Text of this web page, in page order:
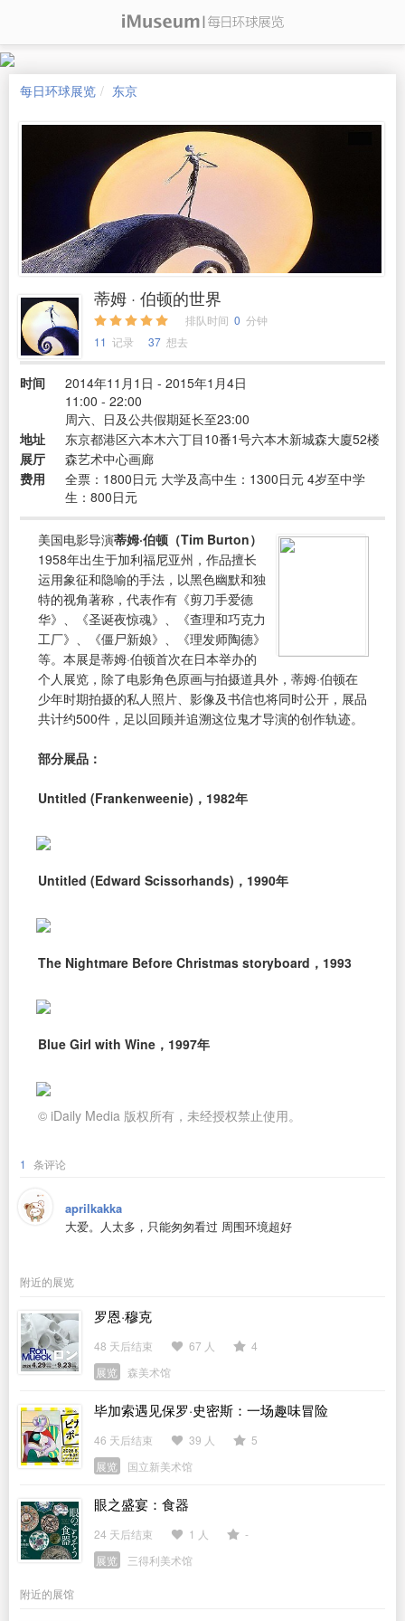
每日环球展览 东京
蒂姆 · 伯顿的世界
排队时间 0 分钟
11 记录 37 想去
时间
2014年11月1日 - 2015年1月4日
11:00 - 22:00
周六、日及公共假期延长至23:00
地址
东京都港区六本木六丁目10番1号六本木新城森大廈52楼
展厅
森艺术中心画廊
费用
全票：1800日元 大学及高中生：1300日元 4岁至中学
生：800日元
美国电影导演蒂姆·伯顿（Tim Burton）
1958年出生于加利福尼亚州，作品擅长
运用象征和隐喻的手法，以黑色幽默和独
特的视角著称，代表作有《剪刀手爱德
华》、《圣诞夜惊魂》、《查理和巧克力
工厂》、《僵尸新娘》、《理发师陶德》
等。本展是蒂姆·伯顿首次在日本举办的
个人展览，除了电影角色原画与拍摄道具外，蒂姆·伯顿在
少年时期拍摄的私人照片、影像及书信也将同时公开，展品
共计约500件，足以回顾并追溯这位鬼才导演的创作轨迹。
部分展品：
Untitled (Frankenweenie)，1982年
Untitled (Edward Scissorhands)，1990年
The Nightmare Before Christmas storyboard，1993
Blue Girl with Wine，1997年
© iDaily Media 版权所有，未经授权禁止使用。
1 条评论
aprilkakka
大爱。人太多，只能匆匆看过 周围环境超好
附近的展览
罗恩·穆克
48 天后结束 67 人
4
展览
森美术馆
毕加索遇见保罗·史密斯：一场趣味冒险
46 天后结束 39 人
5
展览
国立新美术馆
眼之盛宴：食器
24 天后结束 1 人
-
展览
三得利美术馆
附近的展馆